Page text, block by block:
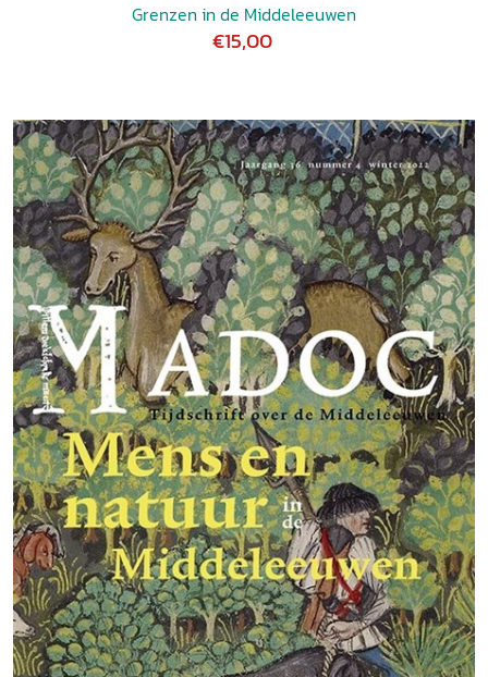
Grenzen in de Middeleeuwen
€15,00